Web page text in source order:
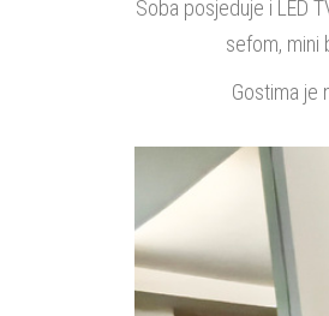
Soba posjeduje i LED
sefom, mini
Gostima je